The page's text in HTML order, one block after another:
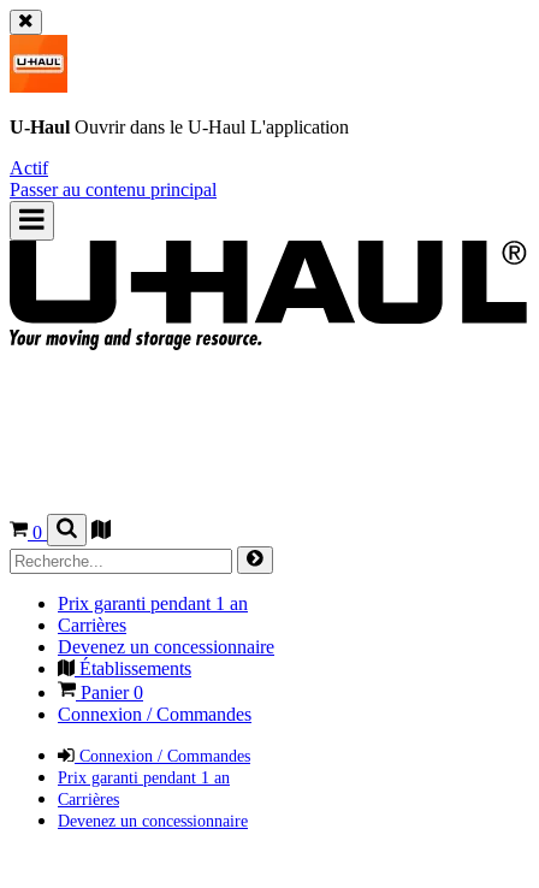
U-Haul Ouvrir dans le U-Haul L'application
Actif
Passer au contenu principal
0
Prix garanti pendant 1 an
Carrières
Devenez un concessionnaire
Établissements
Panier0
Connexion / Commandes
Connexion / Commandes
Prix garanti pendant 1 an
Carrières
Devenez un concessionnaire